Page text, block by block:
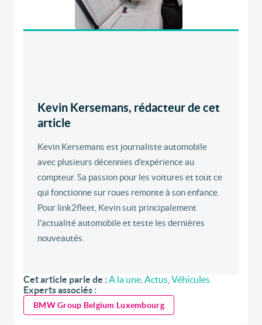
Kevin Kersemans, rédacteur de cet
article
Kevin Kersemans est journaliste automobile
avec plusieurs décennies d’expérience au
compteur. Sa passion pour les voitures et tout ce
qui fonctionne sur roues remonte à son enfance.
Pour link2fleet, Kevin suit principalement
l’actualité automobile et teste les dernières
nouveautés.
Cet article parle de :A la une Actus Véhicules
Experts associés :
BMW Group Belgium Luxembourg